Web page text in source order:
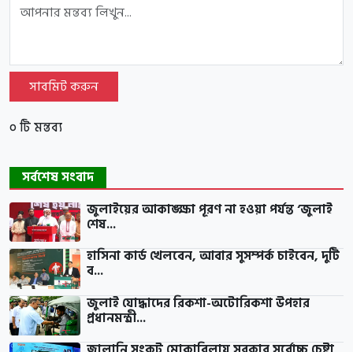
সাবমিট করুন
০ টি মন্তব্য
সর্বশেষ সংবাদ
জুলাইয়ের আকাঙ্ক্ষা পূরণ না হওয়া পর্যন্ত ‘জুলাই
শেষ...
হাসিনা কার্ড খেলবেন, আবার সুসম্পর্ক চাইবেন, দুটি
ব...
জুলাই যোদ্ধাদের রিকশা-অটোরিকশা উপহার
প্রধানমন্ত্রী...